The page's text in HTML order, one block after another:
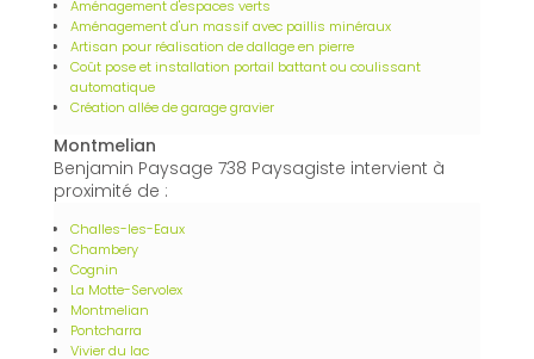
Aménagement d'espaces verts
Aménagement d'un massif avec paillis minéraux
Artisan pour réalisation de dallage en pierre
Coût pose et installation portail battant ou coulissant
automatique
Création allée de garage gravier
Montmelian
Benjamin Paysage 738 Paysagiste intervient à
proximité de :
Challes-les-Eaux
Chambery
Cognin
La Motte-Servolex
Montmelian
Pontcharra
Vivier du lac